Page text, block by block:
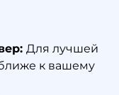
Для лучшей
к вашему